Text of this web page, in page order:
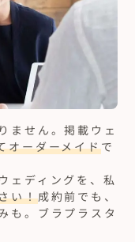
ません。掲載ウェ
オーダーメイドで
ェディングを、私
い！成約前でも、
も。ブラプラスタ